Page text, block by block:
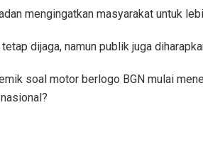
mengingatkan masyarakat untuk
dijaga, namun publik juga
soal motor berlogo BGN mulai